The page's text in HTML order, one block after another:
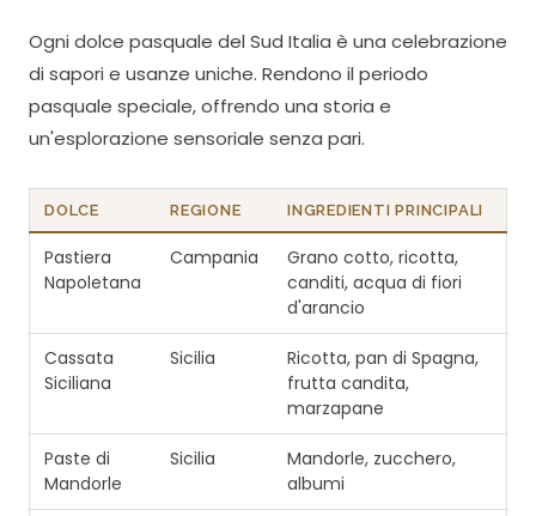
Ogni dolce pasquale del Sud Italia è una celebrazione
di sapori e usanze uniche. Rendono il periodo
pasquale speciale, offrendo una storia e
un'esplorazione sensoriale senza pari.
DOLCE REGIONE INGREDIENTI PRINCIPALI
Pastiera
Napoletana
Campania
Grano cotto, ricotta,
canditi, acqua di fiori
d'arancio
Cassata
Siciliana
Sicilia
Ricotta, pan di Spagna,
frutta candita,
marzapane
Paste di
Mandorle
Sicilia
Mandorle, zucchero,
albumi